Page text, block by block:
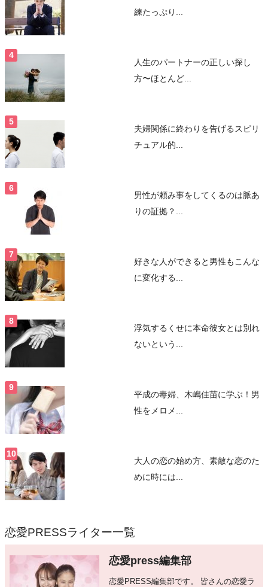
練たっぷり...
人生のパートナーの正しい探し
方〜ほとんど...
夫婦関係に終わりを告げるスピリ
チュアル的...
男性が頼み事をしてくるのは脈あ
りの証拠？...
好きな人ができると男性もこんな
に変化する...
浮気するくせに本命彼女とは別れ
ないという...
平成の毒婦、木嶋佳苗に学ぶ！男
性をメロメ...
大人の恋の始め方、素敵な恋のた
めに時には...
恋愛PRESSライター一覧
恋愛press編集部
恋愛PRESS編集部です。 皆さんの恋愛ラ